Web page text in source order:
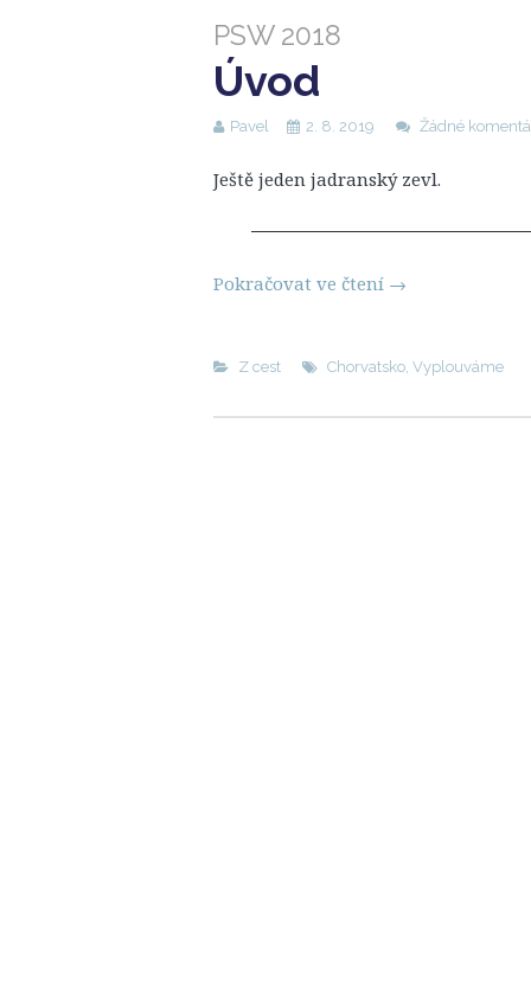
PSW 2018
Úvod
Pavel 2. 8. 2019 Žádné
Ještě jeden jadranský zevl.
Pokračovat ve čtení →
Z cest Chorvatsko, Vyplouváme